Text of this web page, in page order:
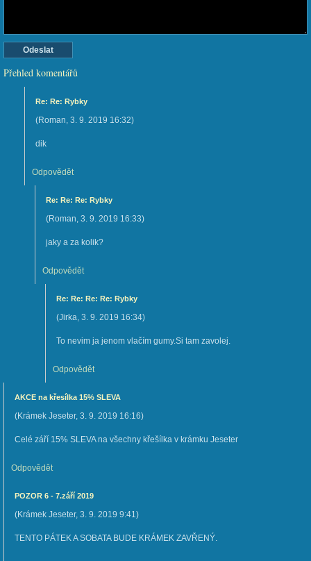
Přehled komentářů
Re: Re: Rybky
(Roman, 3. 9. 2019 16:32)
dik
Odpovědět
Re: Re: Re: Rybky
(Roman, 3. 9. 2019 16:33)
jaky a za kolik?
Odpovědět
Re: Re: Re: Re: Rybky
(Jirka, 3. 9. 2019 16:34)
To nevim ja jenom vlačím gumy.Si tam zavolej.
Odpovědět
AKCE na křesílka 15% SLEVA
(Krámek Jeseter, 3. 9. 2019 16:16)
Celé září 15% SLEVA na všechny křešílka v krámku Jeseter
Odpovědět
POZOR 6 - 7.září 2019
(Krámek Jeseter, 3. 9. 2019 9:41)
TENTO PÁTEK A SOBATA BUDE KRÁMEK ZAVŘENÝ.